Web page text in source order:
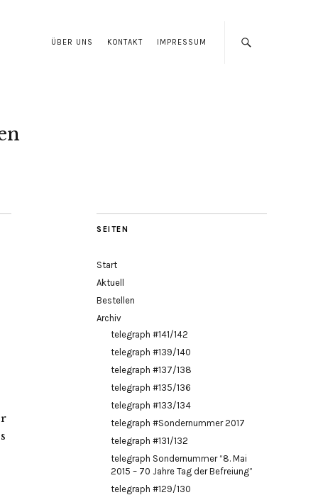
ÜBER UNS KONTAKT IMPRESSUM
SEITEN
Start
Aktuell
Bestellen
Archiv
telegraph #141/142
telegraph #139/140
telegraph #137/138
telegraph #135/136
telegraph #133/134
telegraph #Sondernummer 2017
telegraph #131/132
telegraph Sondernummer “8. Mai
2015 – 70 Jahre Tag der Befreiung”
telegraph #129/130